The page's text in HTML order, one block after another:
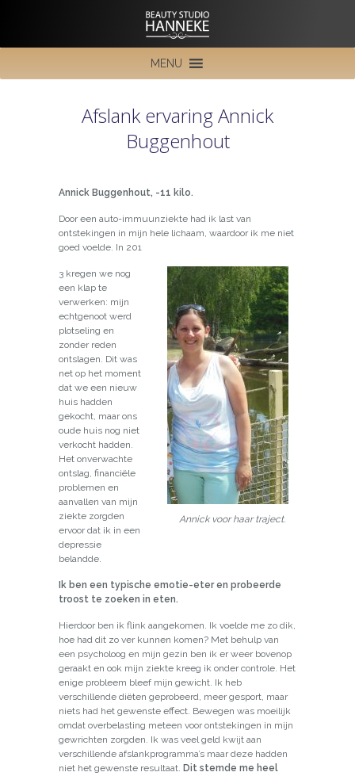
MENU
Afslank ervaring Annick
Buggenhout
Annick Buggenhout, -11 kilo.
Door een auto-immuunziekte had ik last van
ontstekingen in mijn hele lichaam, waardoor ik me niet
goed voelde. In 201
Annick voor haar traject.
3 kregen we nog
een klap te
verwerken: mijn
echtgenoot werd
plotseling en
zonder reden
ontslagen. Dit was
net op het moment
dat we een nieuw
huis hadden
gekocht, maar ons
oude huis nog niet
verkocht hadden.
Het onverwachte
ontslag, financiële
problemen en
aanvallen van mijn
ziekte zorgden
ervoor dat ik in een
depressie
belandde.
Ik ben een typische emotie-eter en probeerde
troost te zoeken in eten.
Hierdoor ben ik flink aangekomen. Ik voelde me zo dik,
hoe had dit zo ver kunnen komen? Met behulp van
een psycholoog en mijn gezin ben ik er weer bovenop
geraakt en ook mijn ziekte kreeg ik onder controle. Het
enige probleem bleef mijn gewicht. Ik heb
verschillende diëten geprobeerd, meer gesport, maar
niets had het gewenste effect. Bewegen was moeilijk
omdat overbelasting meteen voor ontstekingen in mijn
gewrichten zorgden. Ik was veel geld kwijt aan
verschillende afslankprogramma’s maar deze hadden
niet het gewenste resultaat. Dit stemde me heel